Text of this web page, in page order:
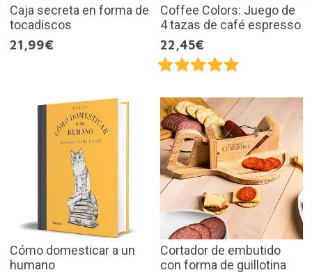
Caja secreta en forma de
tocadiscos
21,99€
Coffee Colors: Juego de
4 tazas de café espresso
22,45€
Cómo domesticar a un
humano
Cortador de embutido
con forma de guillotina